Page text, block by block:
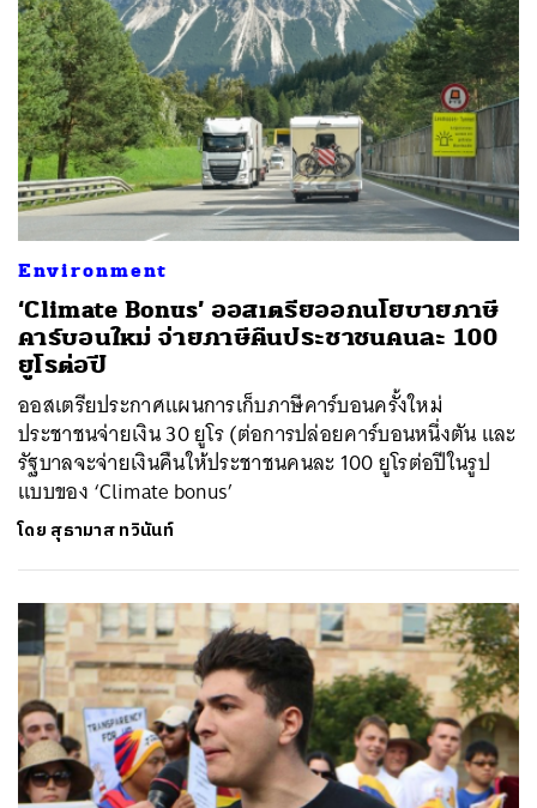
Environment
‘Climate Bonus’ ออสเตรียออกนโยบายภาษี
คาร์บอนใหม่ จ่ายภาษีคืนประชาชนคนละ 100
ยูโรต่อปี
ออสเตรียประกาศแผนการเก็บภาษีคาร์บอนครั้งใหม่
ประชาชนจ่ายเงิน 30 ยูโร (ต่อการปล่อยคาร์บอนหนึ่งตัน และ
รัฐบาลจะจ่ายเงินคืนให้ประชาชนคนละ 100 ยูโรต่อปีในรูป
แบบของ ‘Climate bonus’
โดย สุธามาส ทวินันท์